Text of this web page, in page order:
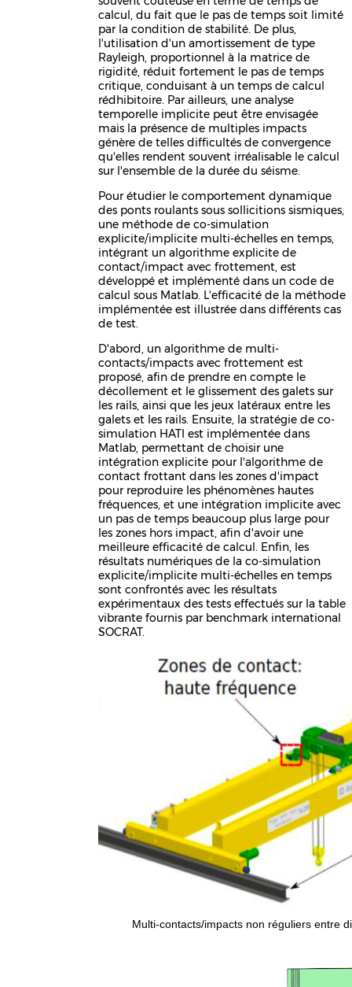
calcul, du fait que le pas de temps soit limité
par la condition de stabilité. De plus,
l'utilisation d'un amortissement de type
Rayleigh, proportionnel à la matrice de
rigidité, réduit fortement le pas de temps
critique, conduisant à un temps de calcul
rédhibitoire. Par ailleurs, une analyse
temporelle implicite peut être envisagée
mais la présence de multiples impacts
génère de telles difficultés de convergence
qu'elles rendent souvent irréalisable le calcul
sur l'ensemble de la durée du séisme.
Pour étudier le comportement dynamique
des ponts roulants sous sollicitions sismiques,
une méthode de co-simulation
explicite/implicite multi-échelles en temps,
intégrant un algorithme explicite de
contact/impact avec frottement, est
développé et implémenté dans un code de
calcul sous Matlab. L'efficacité de la méthode
implémentée est illustrée dans différents cas
de test.
D'abord, un algorithme de multi-
contacts/impacts avec frottement est
proposé, afin de prendre en compte le
décollement et le glissement des galets sur
les rails, ainsi que les jeux latéraux entre les
galets et les rails. Ensuite, la stratégie de co-
simulation HATI est implémentée dans
Matlab, permettant de choisir une
intégration explicite pour l'algorithme de
contact frottant dans les zones d'impact
pour reproduire les phénomènes hautes
fréquences, et une intégration implicite avec
un pas de temps beaucoup plus large pour
les zones hors impact, afin d'avoir une
meilleure efficacité de calcul. Enfin, les
résultats numériques de la co-simulation
explicite/implicite multi-échelles en temps
sont confrontés avec les résultats
expérimentaux des tests effectués sur la table
vibrante fournis par benchmark international
SOCRAT.
Multi-contacts/impacts non réguliers entre